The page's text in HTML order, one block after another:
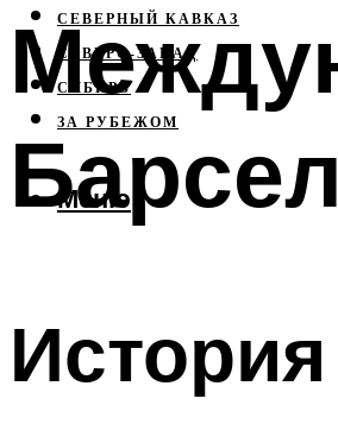
СЕВЕРНЫЙ КАВКАЗ
СЕВЕРО-ЗАПАД
СИБИРЬ
ЗА РУБЕЖОМ
Меню